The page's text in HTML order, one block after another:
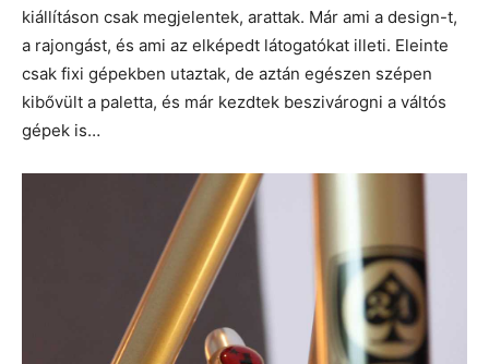
kiállításon csak megjelentek, arattak. Már ami a design-t,
a rajongást, és ami az elképedt látogatókat illeti. Eleinte
csak fixi gépekben utaztak, de aztán egészen szépen
kibővült a paletta, és már kezdtek beszivárogni a váltós
gépek is…